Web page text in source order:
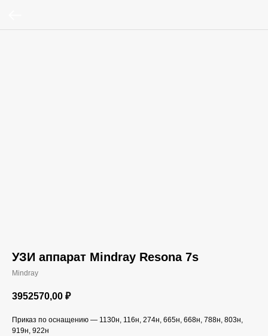
УЗИ аппарат Mindray Resona 7s
Mindray
3952570,00 ₽
Приказ по оснащению — 1130н, 116н, 274н, 665н, 668н, 788н, 803н,
919н, 922н